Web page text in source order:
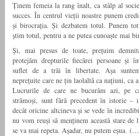
Ținem femeia la rang înalt, ca stâlp al
succes. În centrul vieții noastre punem
și birocrația. Și dezbatem totul. Punem
știm totul, pentru a ne putea cunoaște mai
Și, mai presus de toate, prețuim
protejăm drepturile fiecărei persoane și
suflet de a trăi în libertate. Așa
neprețuite care ne țin laolaltă ca națiuni, ca
Lucrurile de care ne bucurăm azi, pe
strămoși, sunt fără precedent în istorie –
decât oricine altcineva și se vede în
nu vom reuși să menținem această stare
se va mai repeta. Așadar, nu putem eșua.